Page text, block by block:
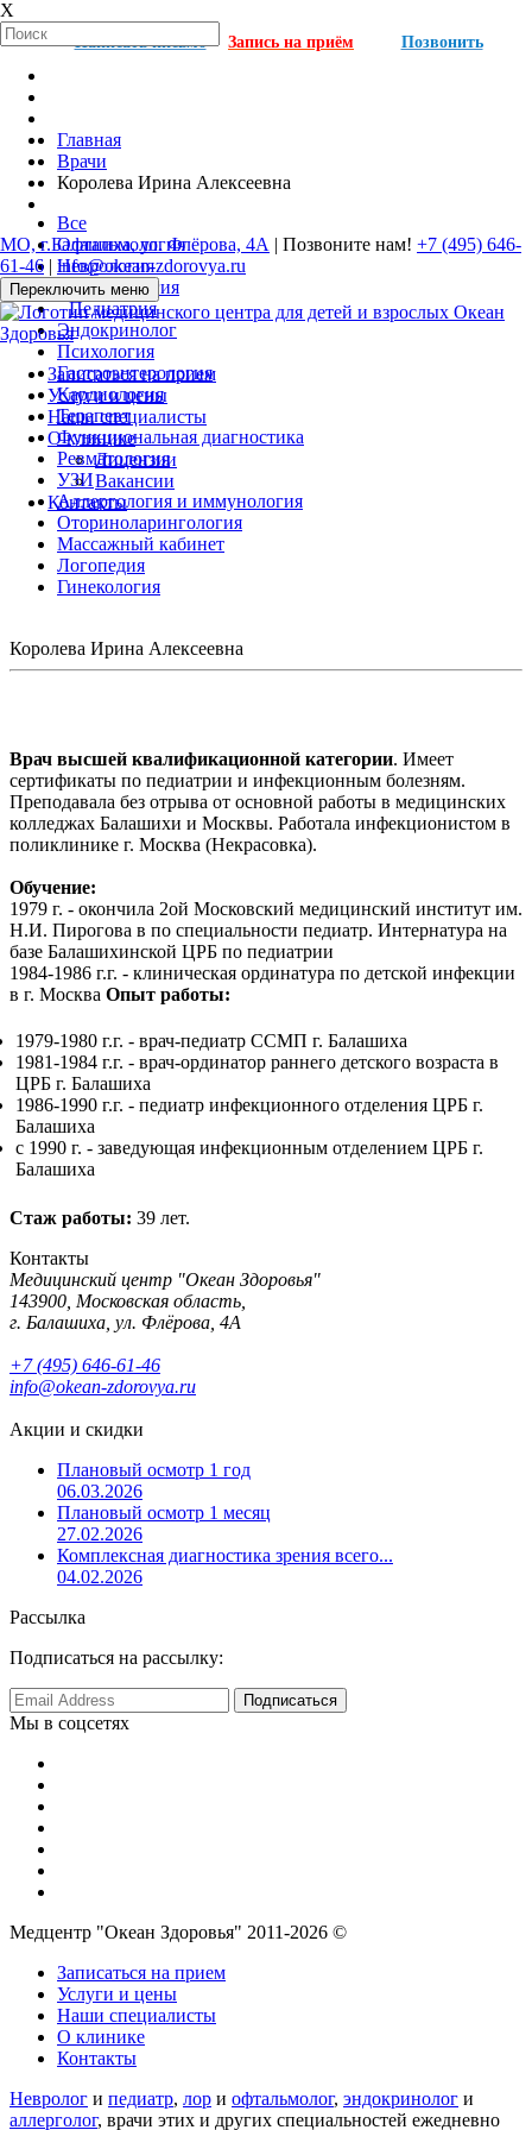
Написать письмо Запись на приём Позвонить
X
МО, г.Балашиха, ул. Флёрова, 4А | Позвоните нам! +7 (495) 646-
61-46 | info@okean-zdorovya.ru
Переключить меню
Записаться на прием
Услуги и цены
Наши специалисты
О клинике
Лицензии
Вакансии
Контакты
Главная
Врачи
Королева Ирина Алексеевна
Все
Офтальмология
Неврология
Травматология
Педиатрия
Эндокринолог
Психология
Гастроэнтерология
Кардиология
Терапевт
Функциональная диагностика
Ревматология
УЗИ
Аллергология и иммунология
Оториноларингология
Массажный кабинет
Логопедия
Гинекология
Королева Ирина Алексеевна
Врач высшей квалификационной категории. Имеет
сертификаты по педиатрии и инфекционным болезням.
Преподавала без отрыва от основной работы в медицинских
колледжах Балашихи и Москвы. Работала инфекционистом в
поликлинике г. Москва (Некрасовка).
Обучение:
1979 г. - окончила 2ой Московский медицинский институт им.
Н.И. Пирогова в по специальности педиатр. Интернатура на
базе Балашихинской ЦРБ по педиатрии
1984-1986 г.г. - клиническая ординатура по детской инфекции
в г. Москва Опыт работы:
1979-1980 г.г. - врач-педиатр ССМП г. Балашиха
1981-1984 г.г. - врач-ординатор раннего детского возраста в
ЦРБ г. Балашиха
1986-1990 г.г. - педиатр инфекционного отделения ЦРБ г.
Балашиха
c 1990 г. - заведующая инфекционным отделением ЦРБ г.
Балашиха
Стаж работы: 39 лет.
Контакты
Медицинский центр "Океан Здоровья"
143900, Московская область,
г. Балашиха, ул. Флёрова, 4А
+7 (495) 646-61-46
info@okean-zdorovya.ru
Акции и скидки
Плановый осмотр 1 год
06.03.2026
Плановый осмотр 1 месяц
27.02.2026
Комплексная диагностика зрения всего...
04.02.2026
Рассылка
Подписаться на рассылку:
Мы в соцсетях
Медцентр "Океан Здоровья" 2011-2026 ©
Записаться на прием
Услуги и цены
Наши специалисты
О клинике
Контакты
Невролог и педиатр, лор и офтальмолог, эндокринолог и
аллерголог, врачи этих и других специальностей ежедневно